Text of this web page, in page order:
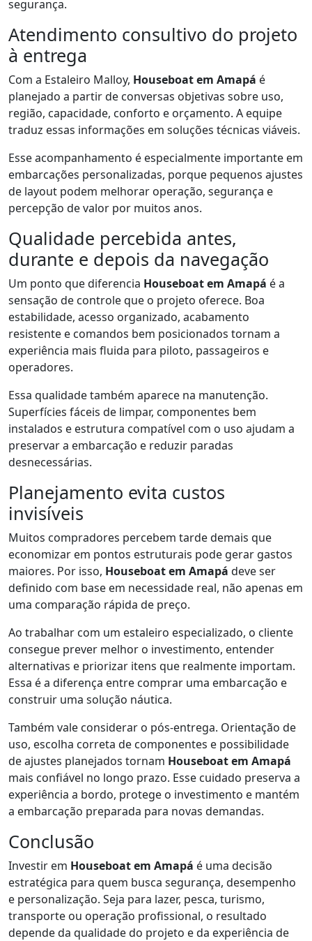
segurança.
Atendimento consultivo do projeto
à entrega
Com a Estaleiro Malloy, Houseboat em Amapá é
planejado a partir de conversas objetivas sobre uso,
região, capacidade, conforto e orçamento. A equipe
traduz essas informações em soluções técnicas viáveis.
Esse acompanhamento é especialmente importante em
embarcações personalizadas, porque pequenos ajustes
de layout podem melhorar operação, segurança e
percepção de valor por muitos anos.
Qualidade percebida antes,
durante e depois da navegação
Um ponto que diferencia Houseboat em Amapá é a
sensação de controle que o projeto oferece. Boa
estabilidade, acesso organizado, acabamento
resistente e comandos bem posicionados tornam a
experiência mais fluida para piloto, passageiros e
operadores.
Essa qualidade também aparece na manutenção.
Superfícies fáceis de limpar, componentes bem
instalados e estrutura compatível com o uso ajudam a
preservar a embarcação e reduzir paradas
desnecessárias.
Planejamento evita custos
invisíveis
Muitos compradores percebem tarde demais que
economizar em pontos estruturais pode gerar gastos
maiores. Por isso, Houseboat em Amapá deve ser
definido com base em necessidade real, não apenas em
uma comparação rápida de preço.
Ao trabalhar com um estaleiro especializado, o cliente
consegue prever melhor o investimento, entender
alternativas e priorizar itens que realmente importam.
Essa é a diferença entre comprar uma embarcação e
construir uma solução náutica.
Também vale considerar o pós-entrega. Orientação de
uso, escolha correta de componentes e possibilidade
de ajustes planejados tornam Houseboat em Amapá
mais confiável no longo prazo. Esse cuidado preserva a
experiência a bordo, protege o investimento e mantém
a embarcação preparada para novas demandas.
Conclusão
Investir em Houseboat em Amapá é uma decisão
estratégica para quem busca segurança, desempenho
e personalização. Seja para lazer, pesca, turismo,
transporte ou operação profissional, o resultado
depende da qualidade do projeto e da experiência de